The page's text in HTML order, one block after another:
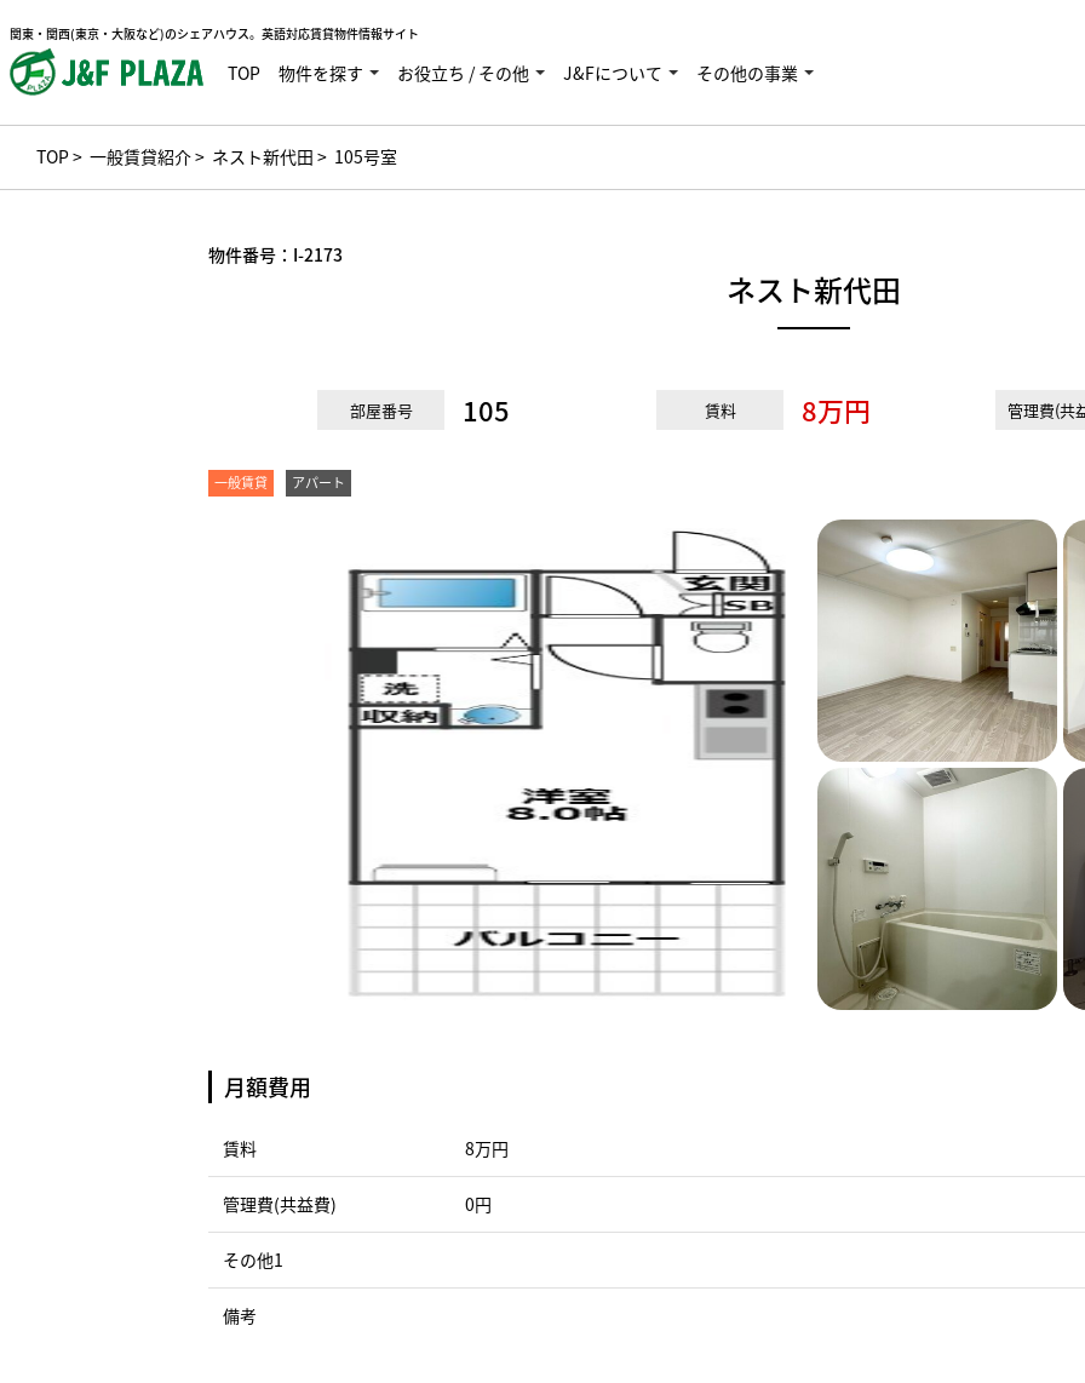
関東・関西(東京・大阪など)のシェアハウス。英語対応賃貸物件情報サイト
TOP 物件を探す お役立ち / その他 J&Fについて その他の事業
TOP> 一般賃貸紹介> ネスト新代田 > 105号室
物件番号： I-2173
ネスト新代田
部屋番号 105 賃料 8万円 管理費(共
一般賃貸 アパート
月額費用
賃料 8万円
管理費(共益費) 0円
その他1
備考